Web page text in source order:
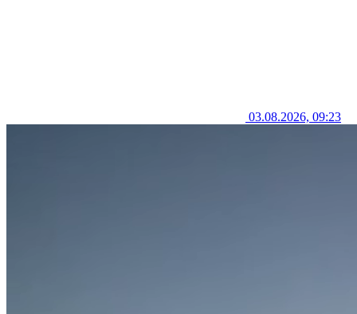
03.08.2026, 09:23